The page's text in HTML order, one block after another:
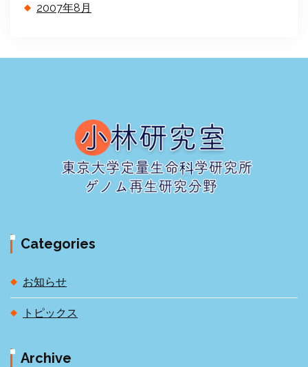
2007年8月
Categories
お知らせ
トピックス
Archive